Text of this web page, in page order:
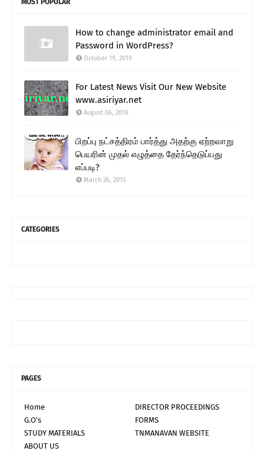
How to change administrator email and
Password in WordPress?
October 19, 2019
For Latest News Visit Our New Website
www.asiriyar.net
August 06, 2018
பிறப்பு நட்சத்திரம் பார்த்து அதற்கு ஏற்றவாறு
பெயரின் முதல் எழுத்தை தேர்ந்தெடுப்பது
எப்படி?
March 26, 2015
CATEGORIES
PAGES
Home
DIRECTOR PROCEEDINGS
G.O's
FORMS
STUDY MATERIALS
TNMANAVAN WEBSITE
ABOUT US